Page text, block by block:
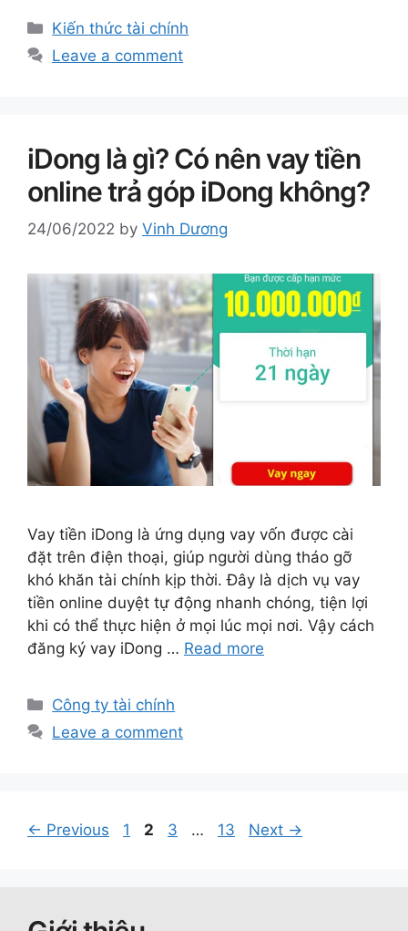
Categories
Kiến thức tài chính
Leave a comment
iDong là gì? Có nên vay tiền
online trả góp iDong không?
24/06/2022 by Vinh Dương
Vay tiền iDong là ứng dụng vay vốn được cài
đặt trên điện thoại, giúp người dùng tháo gỡ
khó khăn tài chính kịp thời. Đây là dịch vụ vay
tiền online duyệt tự động nhanh chóng, tiện lợi
khi có thể thực hiện ở mọi lúc mọi nơi. Vậy cách
đăng ký vay iDong … Read more
Categories
Công ty tài chính
Leave a comment
Post
← Previous Page
1 Page
2 Page
3 … Page
13 Next →